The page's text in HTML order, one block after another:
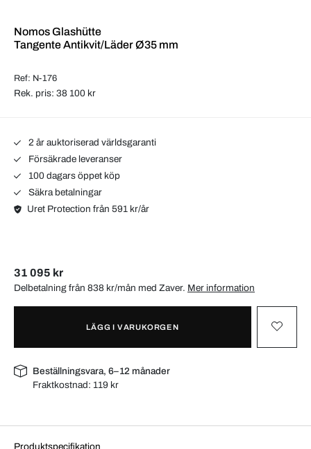
Nomos Glashütte
Tangente Antikvit/Läder Ø35 mm
Ref: N-176
Rek. pris: 38 100 kr
2 år auktoriserad världsgaranti
Försäkrade leveranser
100 dagars öppet köp
Säkra betalningar
Uret Protection från 591 kr/år
31 095 kr
Delbetalning från 838 kr/mån med Zaver. Mer information
LÄGG I VARUKORGEN
Beställningsvara, 6–12 månader
Fraktkostnad: 119 kr
Produktspecifikation